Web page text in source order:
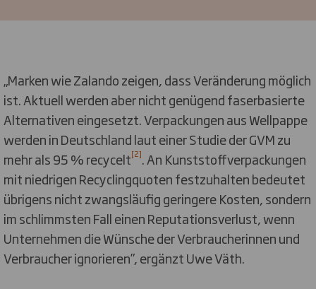
„Marken wie Zalando zeigen, dass Veränderung möglich
ist. Aktuell werden aber nicht genügend faserbasierte
Alternativen eingesetzt. Verpackungen aus Wellpappe
werden in Deutschland laut einer Studie der GVM zu
mehr als 95 % recycelt[2]. An Kunststoffverpackungen
mit niedrigen Recyclingquoten festzuhalten bedeutet
übrigens nicht zwangsläufig geringere Kosten, sondern
im schlimmsten Fall einen Reputationsverlust, wenn
Unternehmen die Wünsche der Verbraucherinnen und
Verbraucher ignorieren”, ergänzt Uwe Väth.